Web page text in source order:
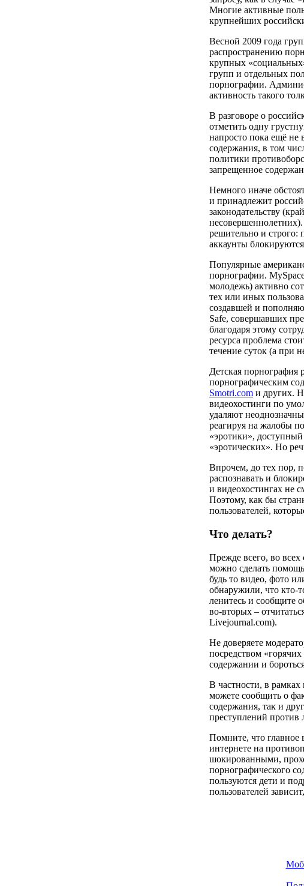
Многие активные
крупнейших
Весной 2009 года
распространению
крупных
групп и отдельных
порнографии.
активность такого
В разговоре о
отметить одну
напросто пока ещё не
содержания, в том
политики
запрещенное
Немного иначе
и принадлежит
законодательству
решительно и строго:
аккаунты блокируются
Популярные
порнографии.
молодежь) активно
тех или иных
создавшей и
Safe, совершавших
благодаря этому
ресурса проблема
течение суток (а при
Детская порнография
порнографическим
Smotri.com и других.
видеохостинги по
удаляют
реагируя на жалобы
«эротики»,
«эротических». Но
Впрочем, до тех пор,
распознавать и
и видеохостингах не
Поэтому, как бы
пользователей,
Что делать?
Прежде всего, во
можно сделать
будь то видео, фото
обнаружили, что кто-
ленитесь и сообщите
во-вторых –
Livejournal.com).
Не доверяете
посредством
содержании и
В частности, в рамках
можете сообщить о
содержания, так и
преступлений против
Помните, что главное
интернете на
шокированными,
порнографического
пользуются дети и
пользователей